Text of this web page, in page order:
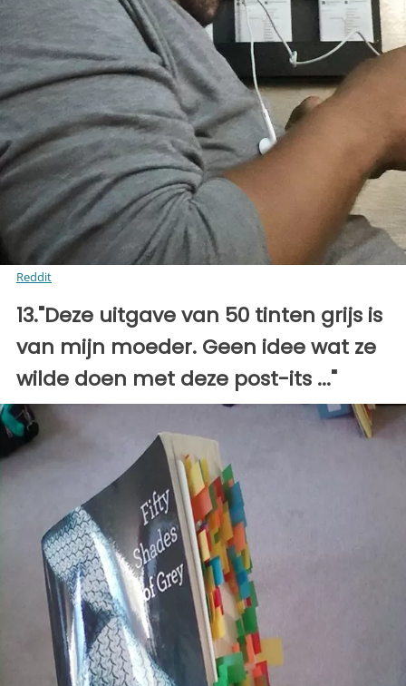
Reddit
13."Deze uitgave van 50 tinten grijs is
van mijn moeder. Geen idee wat ze
wilde doen met deze post-its ..."